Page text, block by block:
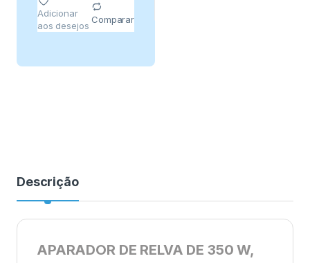
Adicionar
aos desejos
Comparar
Descrição
APARADOR DE RELVA DE 350 W,